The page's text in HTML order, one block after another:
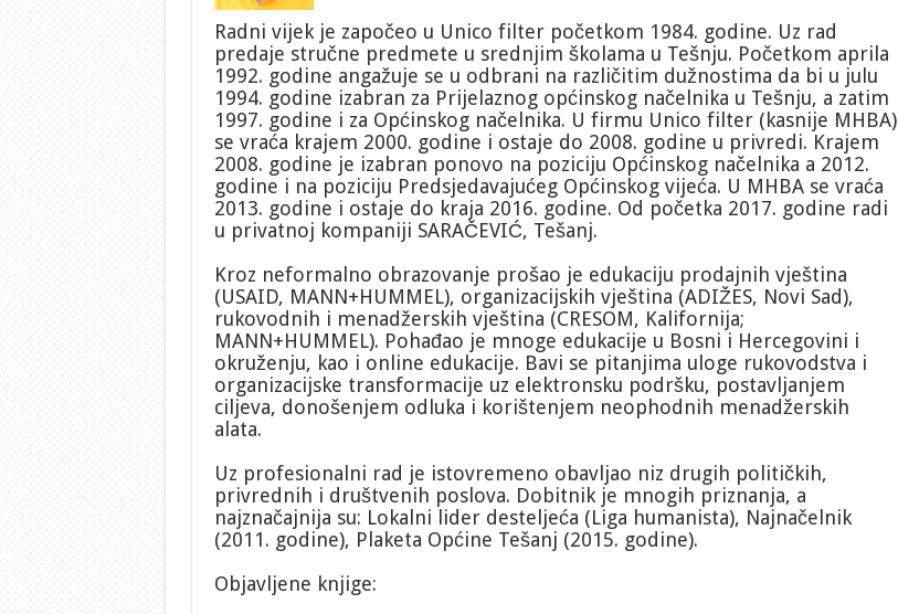
Radni vijek je započeo u Unico filter početkom 1984. godine. Uz rad
predaje stručne predmete u srednjim školama u Tešnju. Početkom aprila
1992. godine angažuje se u odbrani na različitim dužnostima da bi u julu
1994. godine izabran za Prijelaznog općinskog načelnika u Tešnju, a zatim
1997. godine i za Općinskog načelnika. U firmu Unico filter (kasnije MHBA)
se vraća krajem 2000. godine i ostaje do 2008. godine u privredi. Krajem
2008. godine je izabran ponovo na poziciju Općinskog načelnika a 2012.
godine i na poziciju Predsjedavajućeg Općinskog vijeća. U MHBA se vraća
2013. godine i ostaje do kraja 2016. godine. Od početka 2017. godine radi
u privatnoj kompaniji SARAČEVIĆ, Tešanj.
Kroz neformalno obrazovanje prošao je edukaciju prodajnih vještina
(USAID, MANN+HUMMEL), organizacijskih vještina (ADIŽES, Novi Sad),
rukovodnih i menadžerskih vještina (CRESOM, Kalifornija;
MANN+HUMMEL). Pohađao je mnoge edukacije u Bosni i Hercegovini i
okruženju, kao i online edukacije. Bavi se pitanjima uloge rukovodstva i
organizacijske transformacije uz elektronsku podršku, postavljanjem
ciljeva, donošenjem odluka i korištenjem neophodnih menadžerskih
alata.
Uz profesionalni rad je istovremeno obavljao niz drugih političkih,
privrednih i društvenih poslova. Dobitnik je mnogih priznanja, a
najznačajnija su: Lokalni lider desteljeća (Liga humanista), Najnačelnik
(2011. godine), Plaketa Općine Tešanj (2015. godine).
Objavljene knjige: